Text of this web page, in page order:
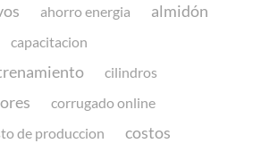
ahorro energia almidón
capacitacion
cilindros
corrugado online
de produccion costos